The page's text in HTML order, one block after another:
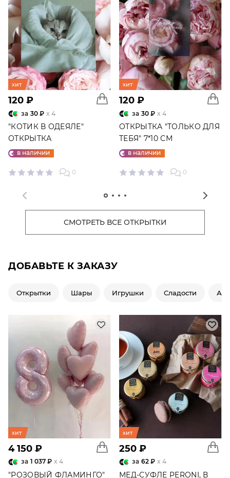
хит
120 ₽
за 30 ₽ x 4
"КОТИК В ОДЕЯЛЕ"
ОТКРЫТКА
в наличии
0
хит
120 ₽
за 30 ₽ x 4
ОТКРЫТКА "ТОЛЬКО ДЛЯ
ТЕБЯ" 7*10 СМ
в наличии
0
СМОТРЕТЬ ВСЕ ОТКРЫТКИ
ДОБАВЬТЕ К ЗАКАЗУ
Открытки Шары Игрушки Сладости
хит
4 150 ₽
за 1 037 ₽ x 4
"РОЗОВЫЙ ФЛАМИНГО"
хит
250 ₽
за 62 ₽ x 4
МЕД-СУФЛЕ PERONI, В